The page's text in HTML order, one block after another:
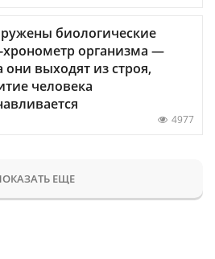
биологические
хронометр организма —
они выходят из строя,
человека
4977
ЕЩЕ